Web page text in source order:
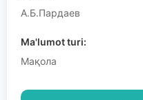
А.Б.Пардаев
Ma'lumot turi:
Мақола